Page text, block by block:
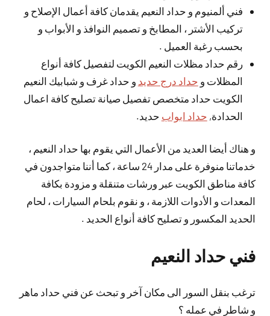
فني ألمنيوم و حداد النعيم يقدمان كافة أعمال الإصلاح و
تركيب الأشتر ، المطابخ و تصميم النوافذ و الأبواب و
بحسب رغبة العميل .
رقم حداد مظلات النعيم الكويت لتفصيل كافة أنواع
المظلات و حداد درج حديد و حداد غرف و شبابيك النعيم
الكويت حداد متخصص تفصيل صيانة تصليح كافة اعمال
الحدادة, حداد ابواب حديد.
و هناك أيضا العديد من الأعمال التي يقوم بها حداد النعيم ،
خدماتنا منوفرة على مدار 24 ساعة ، كما أننا متواجدون في
كافة مناطق الكويت عبر ورشات متنقلة و مزودة بكافة
المعدات و الأدوات اللازمة ، و نقوم بلحام السيارات ، لحام
الحديد المكسور و تصليح كافة أنواع الحديد .
فني حداد النعيم
ترغب بنقل السور الى مكان آخر و تبحث عن فني حداد ماهر
و شاطر في عمله ؟